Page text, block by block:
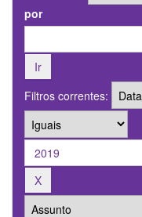
por
Filtros correntes: